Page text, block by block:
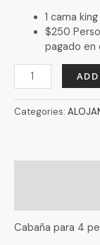
1 cama
$250
pagado en
Categories:
Cabaña para 4